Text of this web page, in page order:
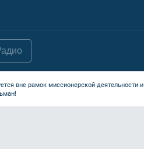
вне рамок миссионерской деятельности и